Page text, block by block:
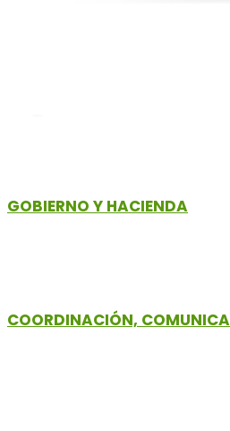
GOBIERNO Y HACIENDA
COORDINACIÓN,